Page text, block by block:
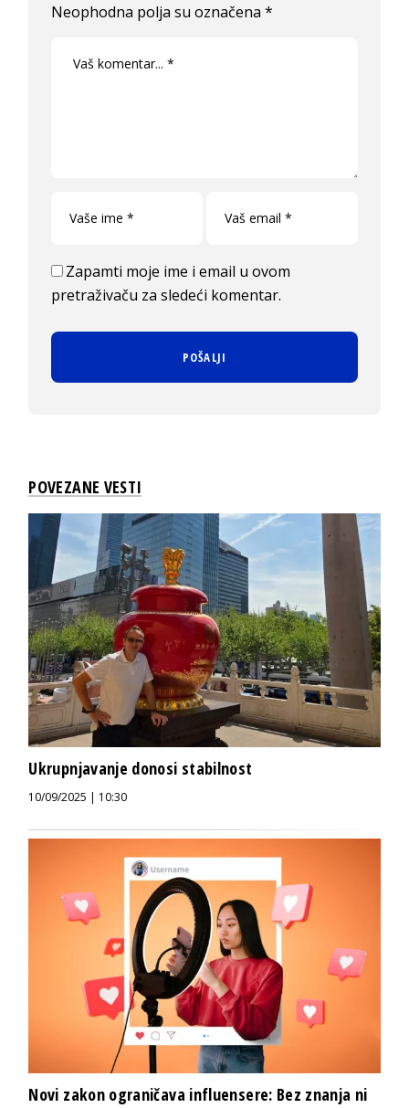
Neophodna polja su označena*
Zapamti moje ime i email u ovom
pretraživaču za sledeći komentar.
POVEZANE VESTI
Ukrupnjavanje donosi stabilnost
10/09/2025 | 10:30
Novi zakon ograničava influensere: Bez znanja ni